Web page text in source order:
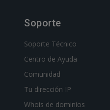
Soporte
Soporte Técnico
Centro de Ayuda
Comunidad
Tu dirección IP
Whois de dominios